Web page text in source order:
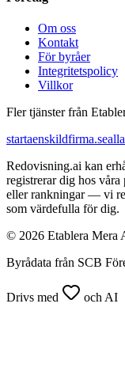
Om oss
Kontakt
För byråer
Integritetspolicy
Villkor
Fler tjänster från
startaenskildfirma.se
Redovisning.ai kan
registrerar dig hos
eller rankningar — vi
som värdefulla för dig.
© 2026 Etablera
Byrådata från SCB
Drivs med och AI